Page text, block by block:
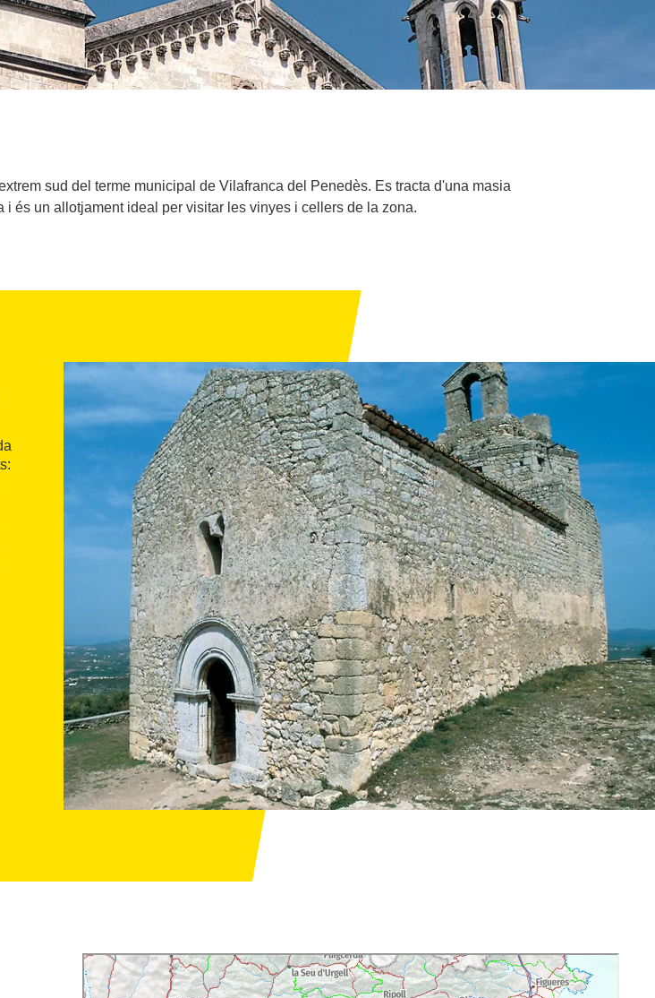
sud del terme municipal de Vilafranca del Penedès. Es tracta d'una masia
és un allotjament ideal per visitar les vinyes i cellers de la zona.